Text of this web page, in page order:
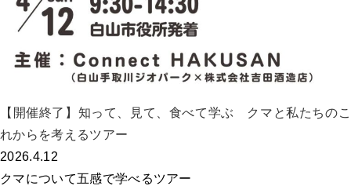
【開催終了】知って、見て、食べて学ぶ クマと私たちのこ
れからを考えるツアー
2026.4.12
クマについて五感で学べるツアー